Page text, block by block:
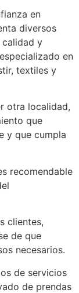
en
diversos
calidad y
en
textiles y
otra localidad,
que
y que cumpla
recomendable
clientes,
de que
necesarios.
de servicios
de prendas